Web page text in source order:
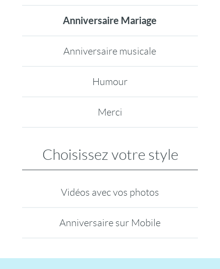
Anniversaire Mariage
Anniversaire musicale
Humour
Merci
Choisissez votre style
Vidéos avec vos photos
Anniversaire sur Mobile